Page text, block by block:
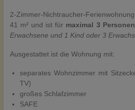
2-Zimmer-Nichtraucher-
41 m² und ist für maximal 3
Erwachsene und 1 Kind oder 3
Ausgestattet ist die Wohnung mit:
separates Wohnzimmer mit
TV)
großes Schlafzimmer
SAFE